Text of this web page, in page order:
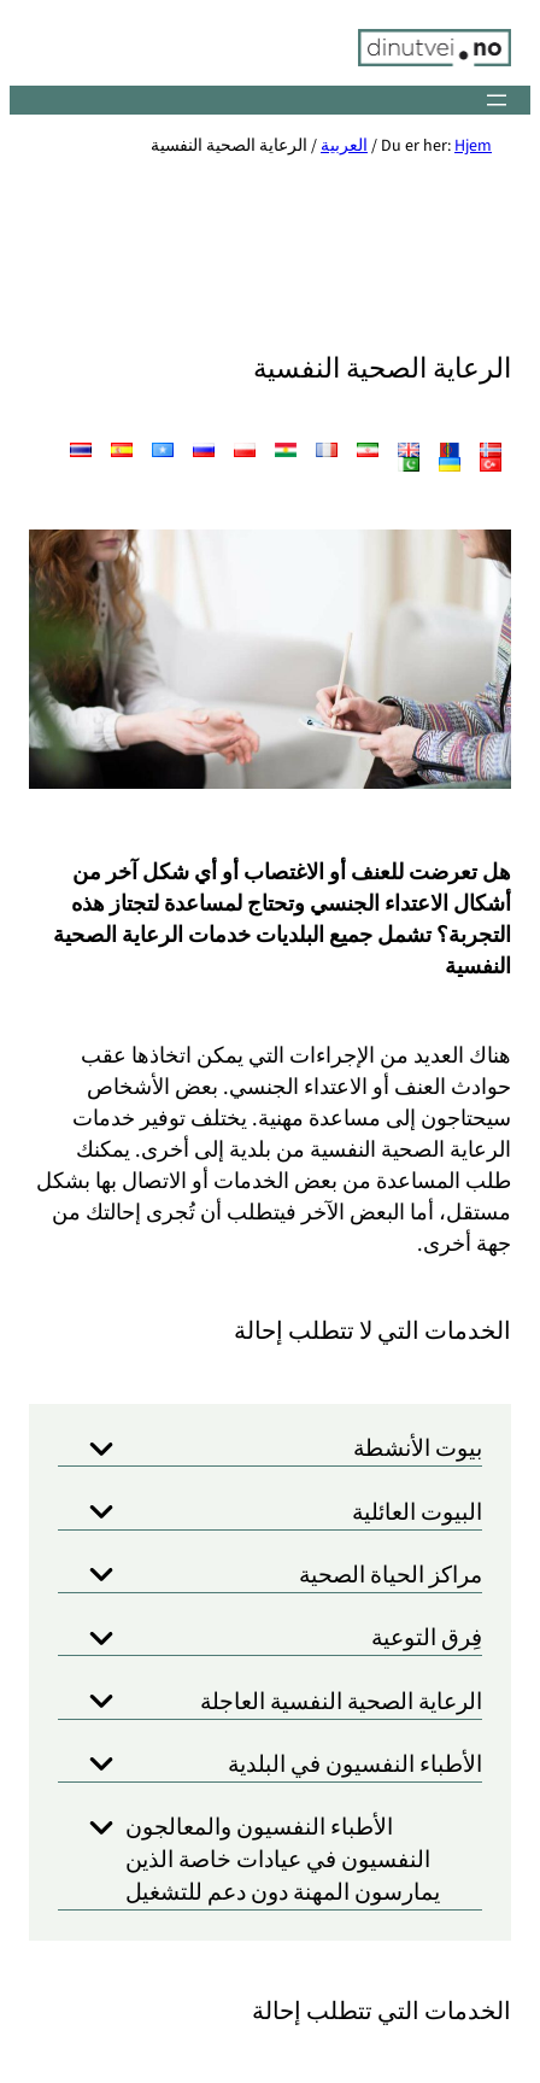
Skip
content
Du er her:Hjem
/العربية/ الرعاية الصحية النفسية
الرعاية الصحية النفسية
هل تعرضت للعنف أو الاغتصاب أو أي شكل آخر من
أشكال الاعتداء الجنسي وتحتاج لمساعدة لتجتاز هذه
التجربة؟ تشمل جميع البلديات خدمات الرعاية الصحية
النفسية
هناك العديد من الإجراءات التي يمكن اتخاذها عقب
حوادث العنف أو الاعتداء الجنسي. بعض الأشخاص
سيحتاجون إلى مساعدة مهنية. يختلف توفير خدمات
الرعاية الصحية النفسية من بلدية إلى أخرى. يمكنك
طلب المساعدة من بعض الخدمات أو الاتصال بها بشكل
مستقل، أما البعض الآخر فيتطلب أن تُجرى إحالتك من
جهة أخرى.
الخدمات التي لا تتطلب إحالة
بيوت الأنشطة
البيوت العائلية
مراكز الحياة الصحية
فِرق التوعية
الرعاية الصحية النفسية العاجلة
الأطباء النفسيون في البلدية
الأطباء النفسيون والمعالجون
النفسيون في عيادات خاصة الذين
يمارسون المهنة دون دعم للتشغيل
الخدمات التي تتطلب إحالة